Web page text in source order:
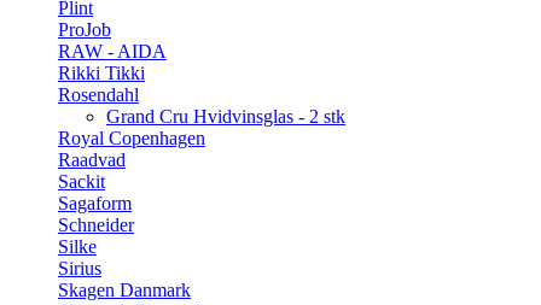
Plint
ProJob
RAW - AIDA
Rikki Tikki
Rosendahl
Grand Cru Hvidvinsglas - 2 stk
Royal Copenhagen
Raadvad
Sackit
Sagaform
Schneider
Silke
Sirius
Skagen Danmark